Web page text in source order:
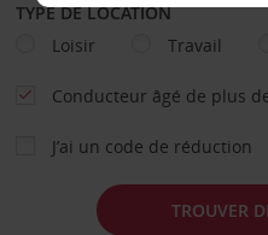
TYPE DE LOCATION
Loisir
Travail
Conducteur âgé de plus
J’ai un code de réduction
TROUVER